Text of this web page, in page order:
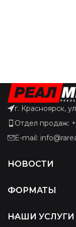
г. Красноярск,
Отдел продаж:
E-mail:
НОВОСТИ
ФОРМАТЫ
НАШИ УСЛУГИ